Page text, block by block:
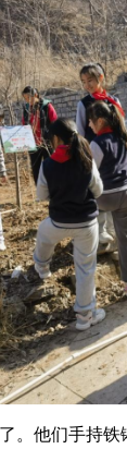
他们手持铁